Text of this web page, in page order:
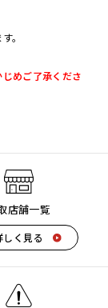
。
めご了承くださ
店舗一覧
しく見る